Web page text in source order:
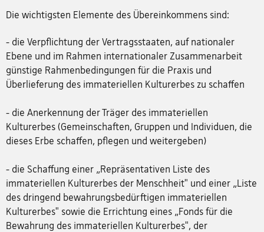
Die wichtigsten Elemente des Übereinkommens sind:
- die Verpflichtung der Vertragsstaaten, auf nationaler
Ebene und im Rahmen internationaler Zusammenarbeit
günstige Rahmenbedingungen für die Praxis und
Überlieferung des immateriellen Kulturerbes zu schaffen
- die Anerkennung der Träger des immateriellen
Kulturerbes (Gemeinschaften, Gruppen und Individuen, die
dieses Erbe schaffen, pflegen und weitergeben)
- die Schaffung einer „Repräsentativen Liste des
immateriellen Kulturerbes der Menschheit" und einer „Liste
des dringend bewahrungsbedürftigen immateriellen
Kulturerbes" sowie die Errichtung eines „Fonds für die
Bewahrung des immateriellen Kulturerbes", der